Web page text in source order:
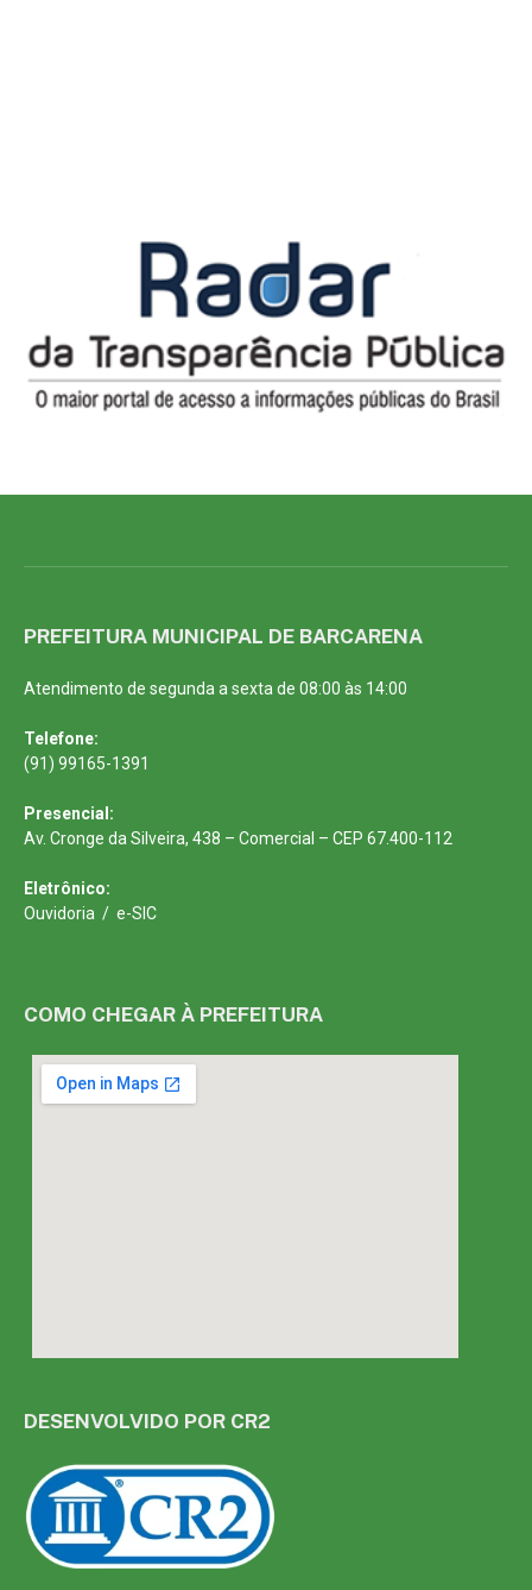
PREFEITURA MUNICIPAL DE BARCARENA
Atendimento de segunda a sexta de 08:00 às 14:00
Telefone:
(91) 99165-1391
Presencial:
Av. Cronge da Silveira, 438 – Comercial – CEP 67.400-112
Eletrônico:
Ouvidoria / e-SIC
COMO CHEGAR À PREFEITURA
DESENVOLVIDO POR CR2